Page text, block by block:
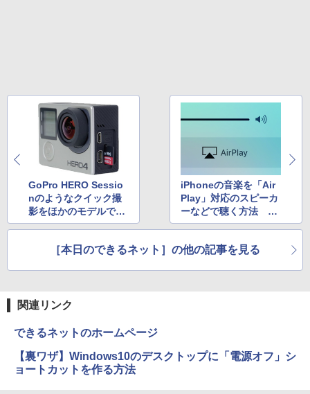
GoPro HERO Sessio
nのようなクイック撮
影をほかのモデルで行
う方法
iPhoneの音楽を「Air
Play」対応のスピーカ
ーなどで聴く方法 ほ
か
［本日のできるネット］の他の記事を見る
関連リンク
できるネットのホームページ
【裏ワザ】Windows10のデスクトップに「電源オフ」シ
ョートカットを作る方法